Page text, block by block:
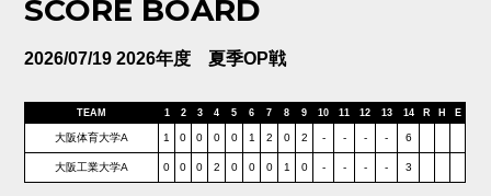
SCORE BOARD
2026/07/19 2026年度 夏季OP戦
TEAM 1 2 3 4 5 6 7 8 9 10 11 12 13 14 R H E
大阪体育大学A 1 0 0 0 0 1 2 0 2 - - - - 6
大阪工業大学A 0 0 0 2 0 0 0 1 0 - - - - 3